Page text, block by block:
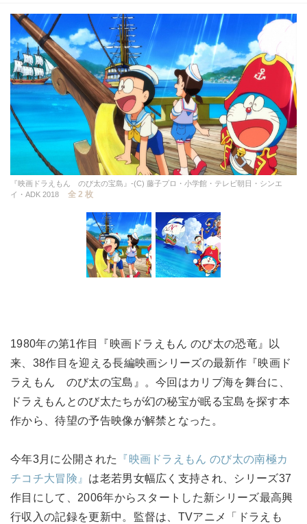
『映画ドラえもん のび太の宝島』-(C) 藤子プロ・小学館・テレビ朝日・シンエ
イ・ADK 2018
全 2 枚
1980年の第1作目『映画ドラえもん のび太の恐竜』以
来、38作目を迎える長編映画シリーズの最新作『映画ド
ラえもん のび太の宝島』。今回はカリブ海を舞台に、
ドラえもんとのび太たちが幻の秘宝が眠る宝島を探す本
作から、待望の予告映像が解禁となった。
今年3月に公開された
『映画ドラえもん のび太の南極カ
チコチ大冒険』 は老若男女幅広く支持され、シリーズ37
作目にして、2006年からスタートした新シリーズ最高興
行収入の記録を更新中。監督は、TVアニメ「ドラえも